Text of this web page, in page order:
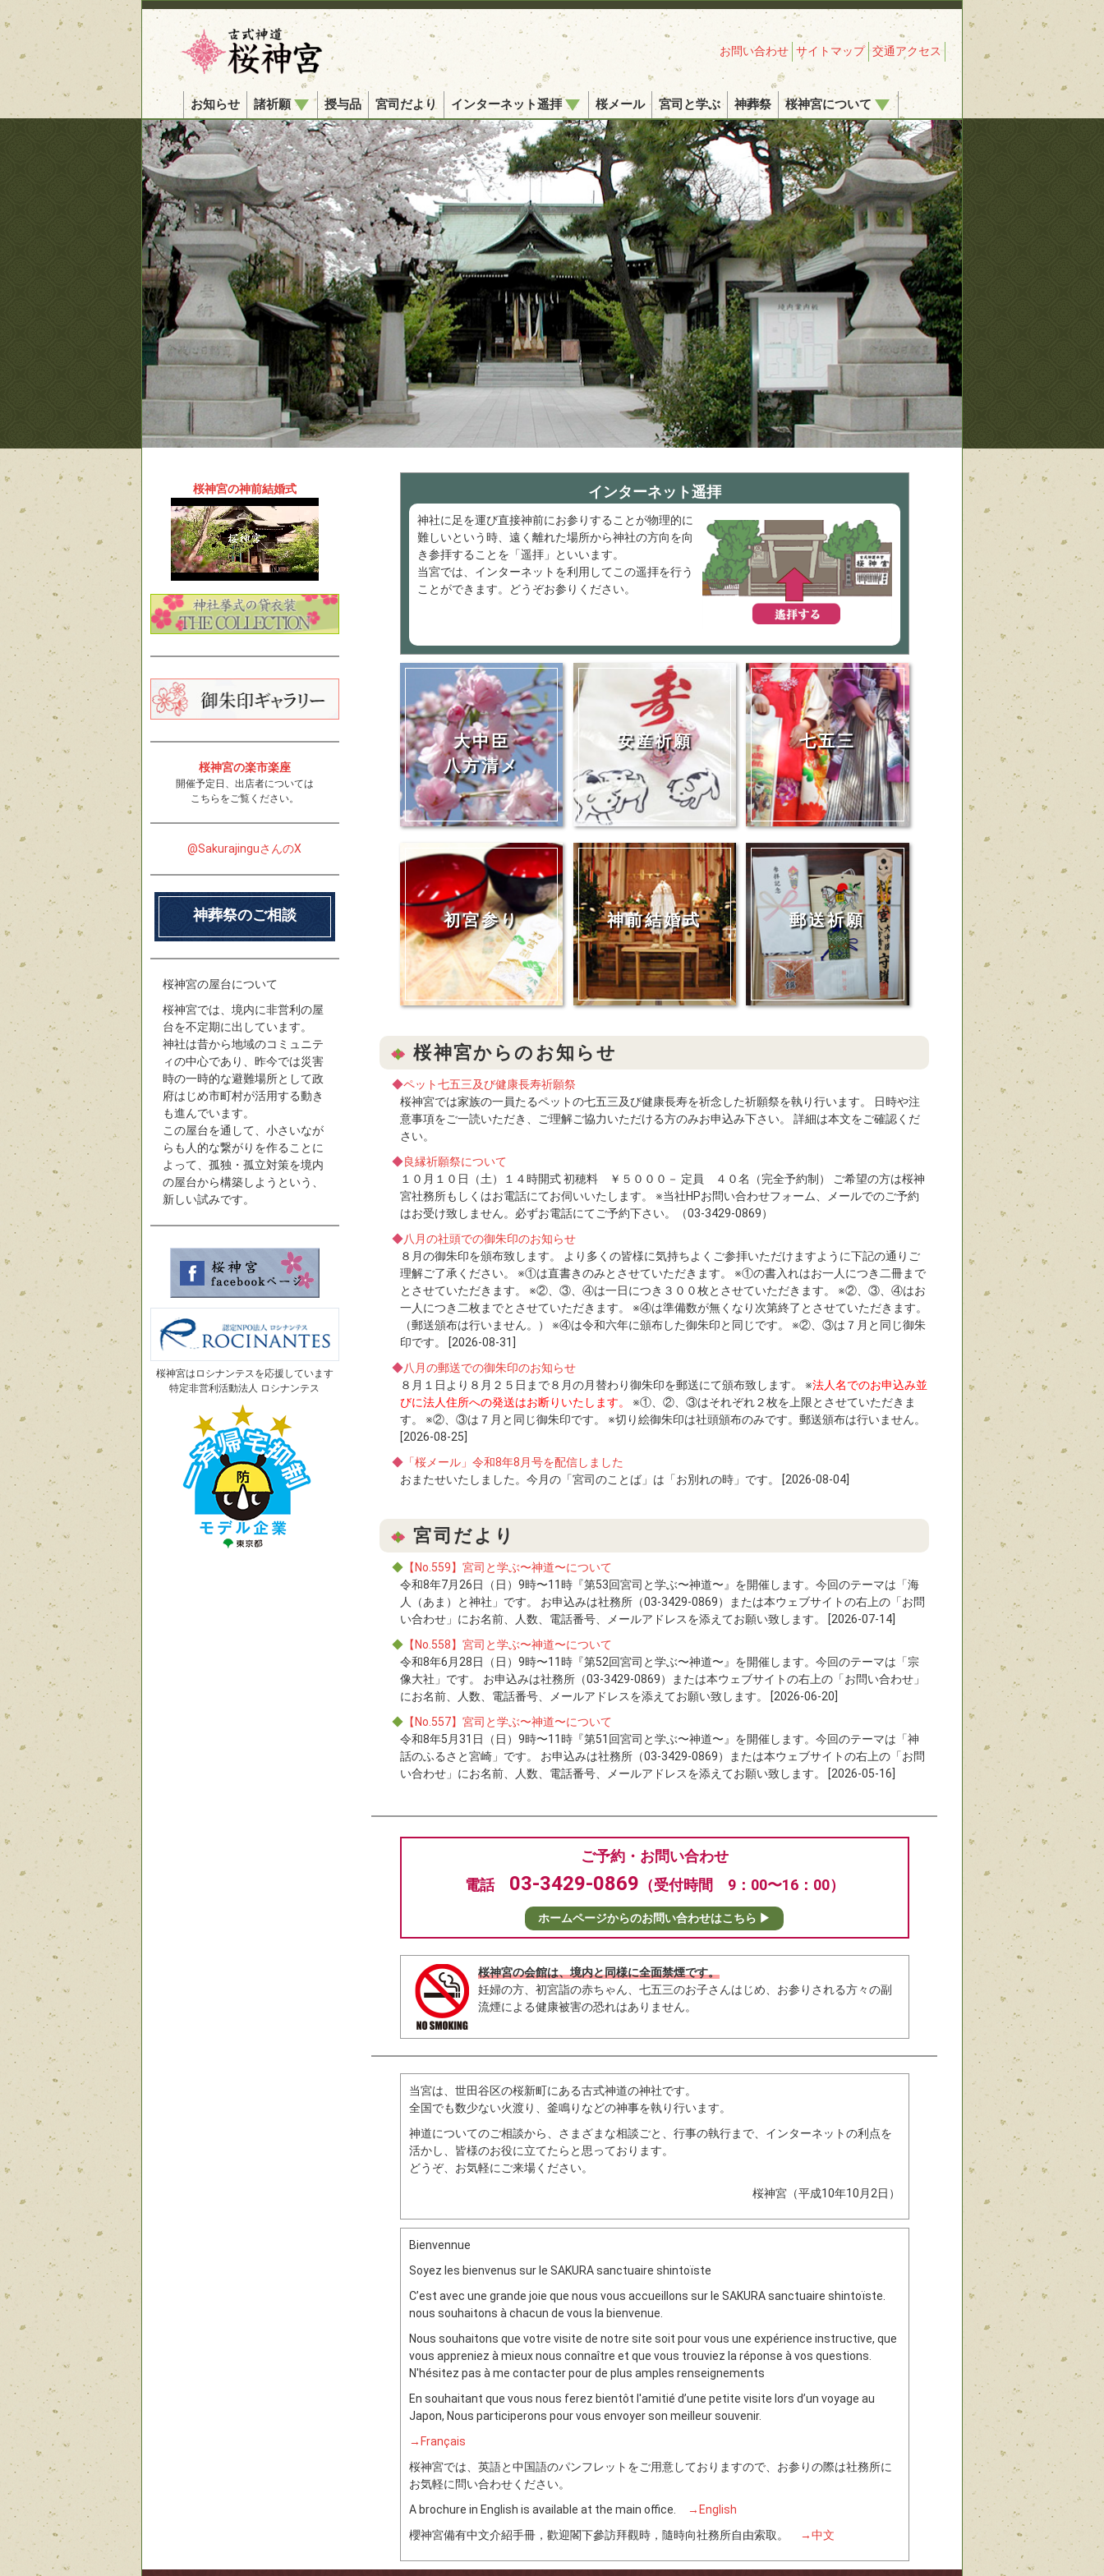
お問い合わせ サイトマップ 交通アクセス
お知らせ 諸祈願 授与品 宮司だより インターネット遥拝 桜メール 宮司と学ぶ 神葬祭 桜神宮について
インターネット遥拝
神社に足を運び直接神前にお参りすることが物理的に
難しいという時、遠く離れた場所から神社の方向を向
き参拝することを「遥拝」といいます。
当宮では、インターネットを利用してこの遥拝を行う
ことができます。どうぞお参りください。
大中臣
八方清メ
安産祈願 七五三
初宮参り 神前結婚式 郵送祈願
桜神宮からのお知らせ
◆ペット七五三及び健康長寿祈願祭
桜神宮では家族の一員たるペットの七五三及び健康長寿を祈念した祈願祭を執り行います。 日時や注
意事項をご一読いただき、ご理解ご協力いただける方のみお申込み下さい。 詳細は本文をご確認くだ
さい。
◆良縁祈願祭について
１０月１０日（土）１４時開式 初穂料 ￥５０００－ 定員 ４０名（完全予約制） ご希望の方は桜神
宮社務所もしくはお電話にてお伺いいたします。 ※当社HPお問い合わせフォーム、メールでのご予約
はお受け致しません。必ずお電話にてご予約下さい。（03-3429-0869）
◆八月の社頭での御朱印のお知らせ
８月の御朱印を頒布致します。 より多くの皆様に気持ちよくご参拝いただけますように下記の通りご
理解ご了承ください。 ※①は直書きのみとさせていただきます。 ※①の書入れはお一人につき二冊まで
とさせていただきます。 ※②、③、④は一日につき３００枚とさせていただきます。 ※②、③、④はお
一人につき二枚までとさせていただきます。 ※④は準備数が無くなり次第終了とさせていただきます。
（郵送頒布は行いません。） ※④は令和六年に頒布した御朱印と同じです。 ※②、③は７月と同じ御朱
印です。 [2026-08-31]
◆八月の郵送での御朱印のお知らせ
８月１日より８月２５日まで８月の月替わり御朱印を郵送にて頒布致します。 ※法人名でのお申込み並
びに法人住所への発送はお断りいたします。
※①、②、③はそれぞれ２枚を上限とさせていただきま
す。 ※②、③は７月と同じ御朱印です。 ※切り絵御朱印は社頭頒布のみです。郵送頒布は行いません。
[2026-08-25]
◆ 「桜メール」令和8年8月号を配信しました
おまたせいたしました。今月の「宮司のことば」は「お別れの時」です。 [2026-08-04]
宮司だより
◆ 【No.559】宮司と学ぶ〜神道〜について
令和8年7月26日（日）9時〜11時『第53回宮司と学ぶ〜神道〜』を開催します。今回のテーマは「海
人（あま）と神社」です。 お申込みは社務所（03-3429-0869）または本ウェブサイトの右上の「お問
い合わせ」にお名前、人数、電話番号、メールアドレスを添えてお願い致します。 [2026-07-14]
◆ 【No.558】宮司と学ぶ〜神道〜について
令和8年6月28日（日）9時〜11時『第52回宮司と学ぶ〜神道〜』を開催します。今回のテーマは「宗
像大社」です。 お申込みは社務所（03-3429-0869）または本ウェブサイトの右上の「お問い合わせ」
にお名前、人数、電話番号、メールアドレスを添えてお願い致します。 [2026-06-20]
◆ 【No.557】宮司と学ぶ〜神道〜について
令和8年5月31日（日）9時〜11時『第51回宮司と学ぶ〜神道〜』を開催します。今回のテーマは「神
話のふるさと宮崎」です。 お申込みは社務所（03-3429-0869）または本ウェブサイトの右上の「お問
い合わせ」にお名前、人数、電話番号、メールアドレスを添えてお願い致します。 [2026-05-16]
ご予約・お問い合わせ
電話 03-3429-0869 （受付時間 9：00〜16：00）
ホームページからのお問い合わせはこちら ▶
桜神宮の会館は、境内と同様に全面禁煙です。
妊婦の方、初宮詣の赤ちゃん、七五三のお子さんはじめ、お参りされる方々の副
流煙による健康被害の恐れはありません。
当宮は、世田谷区の桜新町にある古式神道の神社です。
全国でも数少ない火渡り、釜鳴りなどの神事を執り行います。
神道についてのご相談から、さまざまな相談ごと、行事の執行まで、インターネットの利点を
活かし、皆様のお役に立てたらと思っております。
どうぞ、お気軽にご来場ください。
桜神宮（平成10年10月2日）
Bienvennue
Soyez les bienvenus sur le SAKURA sanctuaire shintoïste
C’est avec une grande joie que nous vous accueillons sur le SAKURA sanctuaire shintoïste.
nous souhaitons à chacun de vous la bienvenue.
Nous souhaitons que votre visite de notre site soit pour vous une expérience instructive, que
vous appreniez à mieux nous connaître et que vous trouviez la réponse à vos questions.
N'hésitez pas à me contacter pour de plus amples renseignements
En souhaitant que vous nous ferez bientôt l'amitié d’une petite visite lors d’un voyage au
Japon, Nous participerons pour vous envoyer son meilleur souvenir.
→Français
桜神宮では、英語と中国語のパンフレットをご用意しておりますので、お参りの際は社務所に
お気軽に問い合わせください。
A brochure in English is available at the main office.
→English
櫻神宮備有中文介紹手冊，歡迎閣下參訪拜觀時，隨時向社務所自由索取。
→中文
桜神宮の神前結婚式
桜神宮の楽市楽座
開催予定日、出店者については
こちらをご覧ください。
@SakurajinguさんのX
神葬祭のご相談
桜神宮の屋台について
桜神宮では、境内に非営利の屋
台を不定期に出しています。
神社は昔から地域のコミュニテ
ィの中心であり、昨今では災害
時の一時的な避難場所として政
府はじめ市町村が活用する動き
も進んでいます。
この屋台を通して、小さいなが
らも人的な繋がりを作ることに
よって、孤独・孤立対策を境内
の屋台から構築しようという、
新しい試みです。
桜神宮はロシナンテスを応援しています
特定非営利活動法人 ロシナンテス